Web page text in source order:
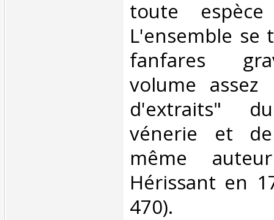
toute
L'ensemble se
fanfares
volume assez
d'extraits"
vénerie et
même
Hérissant en
470). ‎